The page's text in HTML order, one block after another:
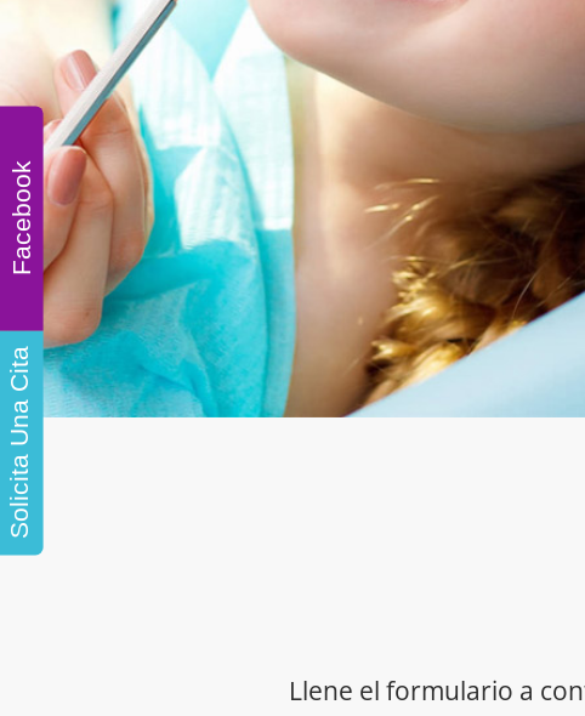
Solicita Una Cita
Facebook
Llene el formulario a